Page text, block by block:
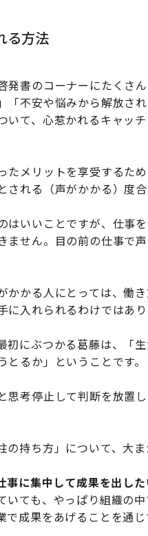
る方法
発書のコーナーにたくさ
「不安や悩みから解放
いて、心惹かれるキャッ
たメリットを享受するた
れる（声がかかる）度
はいいことですが、仕事
ません。目の前の仕事で
かかる人にとっては、働
入れられるわけではあり
初にぶつかる葛藤は、「
るか」ということです。
思考停止して判断を放置
の持ち方」について、大
に集中して成果を出した
いても、やっぱり組織の
で成果をあげることを通